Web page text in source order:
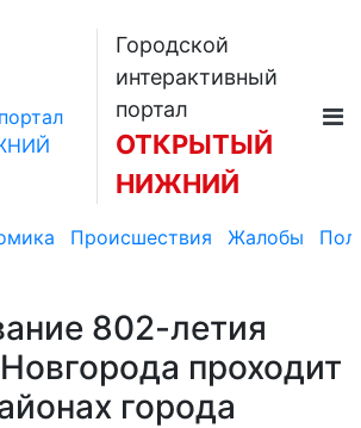
Городской
интерактивный
портал
ОТКРЫТЫЙ
НИЖНИЙ
Происшествия Жалобы
802-летия
проходит
города